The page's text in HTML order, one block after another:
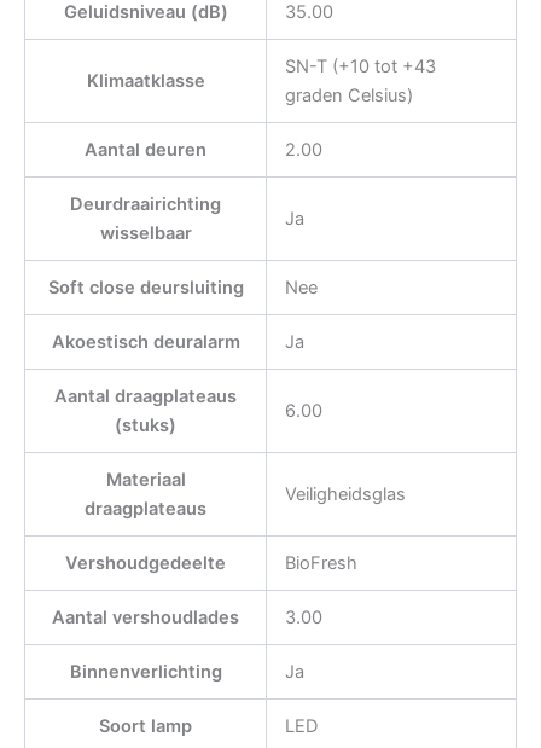
Geluidsniveau (dB) 35.00
Klimaatklasse
SN-T (+10 tot +43
graden Celsius)
Aantal deuren 2.00
Deurdraairichting
wisselbaar
Ja
Soft close deursluiting Nee
Akoestisch deuralarm Ja
Aantal draagplateaus
(stuks)
6.00
Materiaal
draagplateaus
Veiligheidsglas
Vershoudgedeelte BioFresh
Aantal vershoudlades 3.00
Binnenverlichting Ja
Soort lamp LED